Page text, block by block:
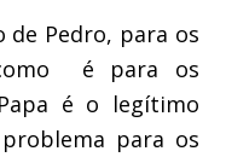
de Pedro, para os
é para os
é o legítimo
para os